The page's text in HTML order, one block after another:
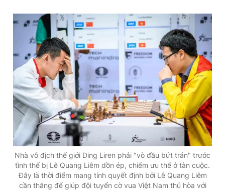
Nhà vô địch thế giới Ding Liren phải "vò đầu bứt trán" trước
tình thế bị Lê Quang Liêm dồn ép, chiếm ưu thế ở tàn cuộc.
Đây là thời điểm mang tính quyết định bởi Lê Quang Liêm
cần thắng để giúp đội tuyển cờ vua Việt Nam thủ hòa với